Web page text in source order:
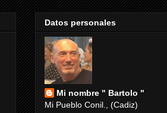
Datos personales
Mi nombre " Bartolo "
Mi Pueblo Conil., (Cadiz)